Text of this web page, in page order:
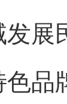
发展
色品